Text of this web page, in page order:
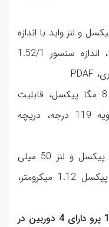
با کیفیت 108 مگا پیکسل و لنز واید با اندازه
26 میلی متر، اندازه دیافراگم f/1.8، اندازه سنسور 1.52/1
2- دوربین فوق عریض با رزولوشن 8 مگا پیکسل، قابلیت
تصویربرداری و پوشش دهی تا زاویه 119 درجه، دریچه
3- دوربین ماکرو با رزولوشن 5 مگا پیکسل و لنز 50 میلی
متری، اندازه دیافراگم f/2.4، اندازه پیکسل 1.12 میکرومتر،
رقیب می 11 آی یعنی ردمی نوت 10 پرو دارای 4 دوربین در